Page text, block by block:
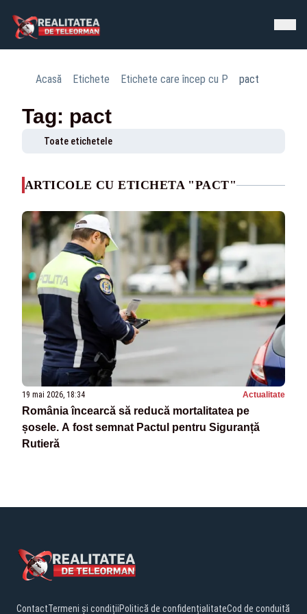
Acasă Etichete Etichete care încep cu P pact
Tag: pact
Toate etichetele
ARTICOLE CU ETICHETA "PACT"
19 mai 2026, 18:34 Actualitate
România încearcă să reducă mortalitatea pe
șosele. A fost semnat Pactul pentru Siguranță
Rutieră
ContactTermeni și condițiiPolitică de confidențialitateCod de conduită